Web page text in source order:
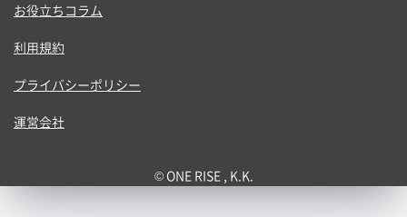
お役立ちコラム
利用規約
プライバシーポリシー
運営会社
© ONE RISE , K.K.